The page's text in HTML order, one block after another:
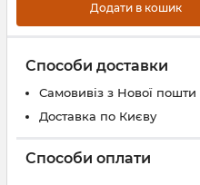
Додати в кошик
Способи доставки
Самовивіз з Нової пошти
Доставка по Києву
Способи оплати